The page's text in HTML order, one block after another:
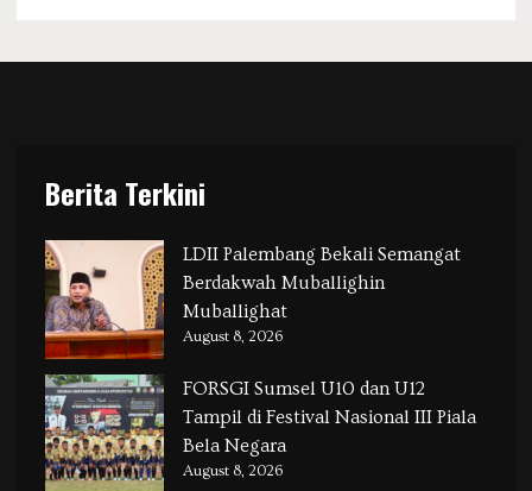
Berita Terkini
LDII Palembang Bekali Semangat
Berdakwah Muballighin
Muballighat
August 8, 2026
FORSGI Sumsel U10 dan U12
Tampil di Festival Nasional III Piala
Bela Negara
August 8, 2026